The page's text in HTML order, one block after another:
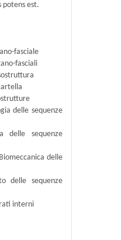
potens est.
fasciale
fasciali
delle sequenze
delle sequenze
delle
delle sequenze
interni